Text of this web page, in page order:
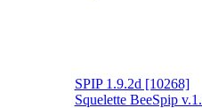
SPIP 1.9.2d [10268]
Squelette BeeSpip